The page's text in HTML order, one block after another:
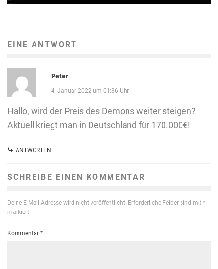
EINE ANTWORT
Peter
4. Januar 2022 um 01:36 Uhr
Hallo, wird der Preis des Demons weiter steigen?
Aktuell kriegt man in Deutschland für 170.000€!
ANTWORTEN
SCHREIBE EINEN KOMMENTAR
Deine E-Mail-Adresse wird nicht veröffentlicht. Erforderliche Felder sind mit *
markiert
Kommentar *